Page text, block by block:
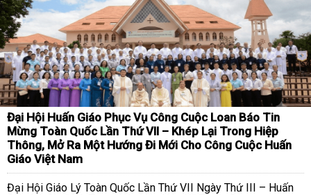
Đại Hội Huấn Giáo Phục Vụ Công Cuộc Loan Báo Tin
Mừng Toàn Quốc Lần Thứ VII – Khép Lại Trong Hiệp
Thông, Mở Ra Một Hướng Đi Mới Cho Công Cuộc Huấn
Giáo Việt Nam
Đại Hội Giáo Lý Toàn Quốc Lần Thứ VII Ngày Thứ III – Huấn